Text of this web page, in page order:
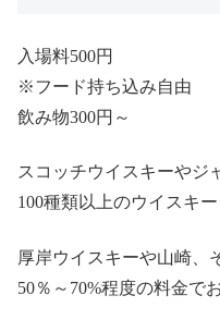
入場料500円
※フード持ち込み自由
飲み物300円～
スコッチウイスキーやジ
100種類以上のウイスキ
厚岸ウイスキーや山崎、
50％～70%程度の料金で